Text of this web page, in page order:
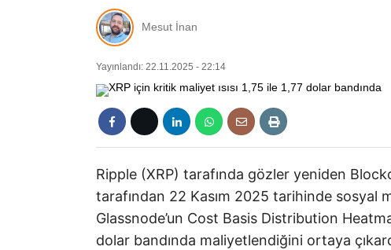
Mesut İnan
Yayınlandı: 22.11.2025 - 22:14
Ripple (XRP) tarafında gözler yeniden
tarafından 22 Kasım 2025 tarihinde sosyal
Glassnode’un Cost Basis Distribution
dolar bandında maliyetlendiğini ortaya